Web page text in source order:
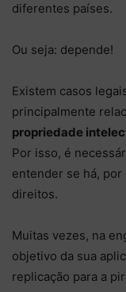
diferentes países.
Ou seja: depende!
Existem casos
principalmente
propriedade
Por isso, é
entender se há,
direitos.
Muitas vezes, na
objetivo da sua
replicação para a